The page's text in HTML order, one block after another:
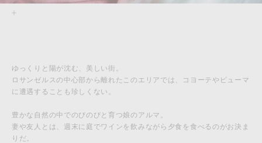
ゆっくりと陽が沈む、美しい街。
ロサンゼルスの中心部から離れたこのエリアでは、コヨーテやピューマ
に遭遇することも珍しくない。
豊かな自然の中でのびのびと育つ娘のアルマ。
妻や友人とは、週末に庭でワインを飲みながら夕食を食べるのがお決ま
りだ。